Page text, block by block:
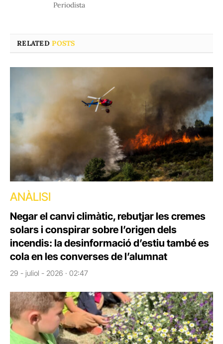
Periodista
RELATEDPOSTS
ANÀLISI
Negar el canvi climàtic, rebutjar les cremes
solars i conspirar sobre l’origen dels
incendis: la desinformació d’estiu també es
cola en les converses de l’alumnat
29 - juliol - 2026 · 02:47